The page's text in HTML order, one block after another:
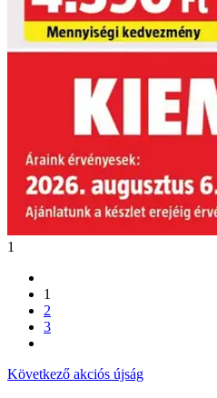
1
1
2
3
Következő akciós újság